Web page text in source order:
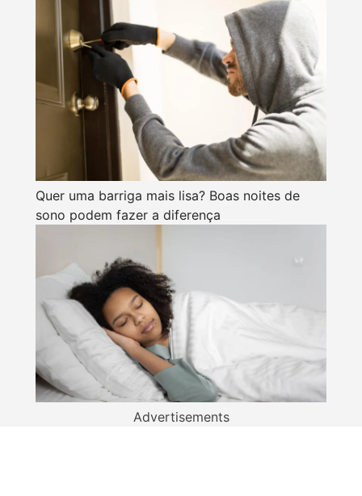
Quer uma barriga mais lisa? Boas noites de
sono podem fazer a diferença
Advertisements